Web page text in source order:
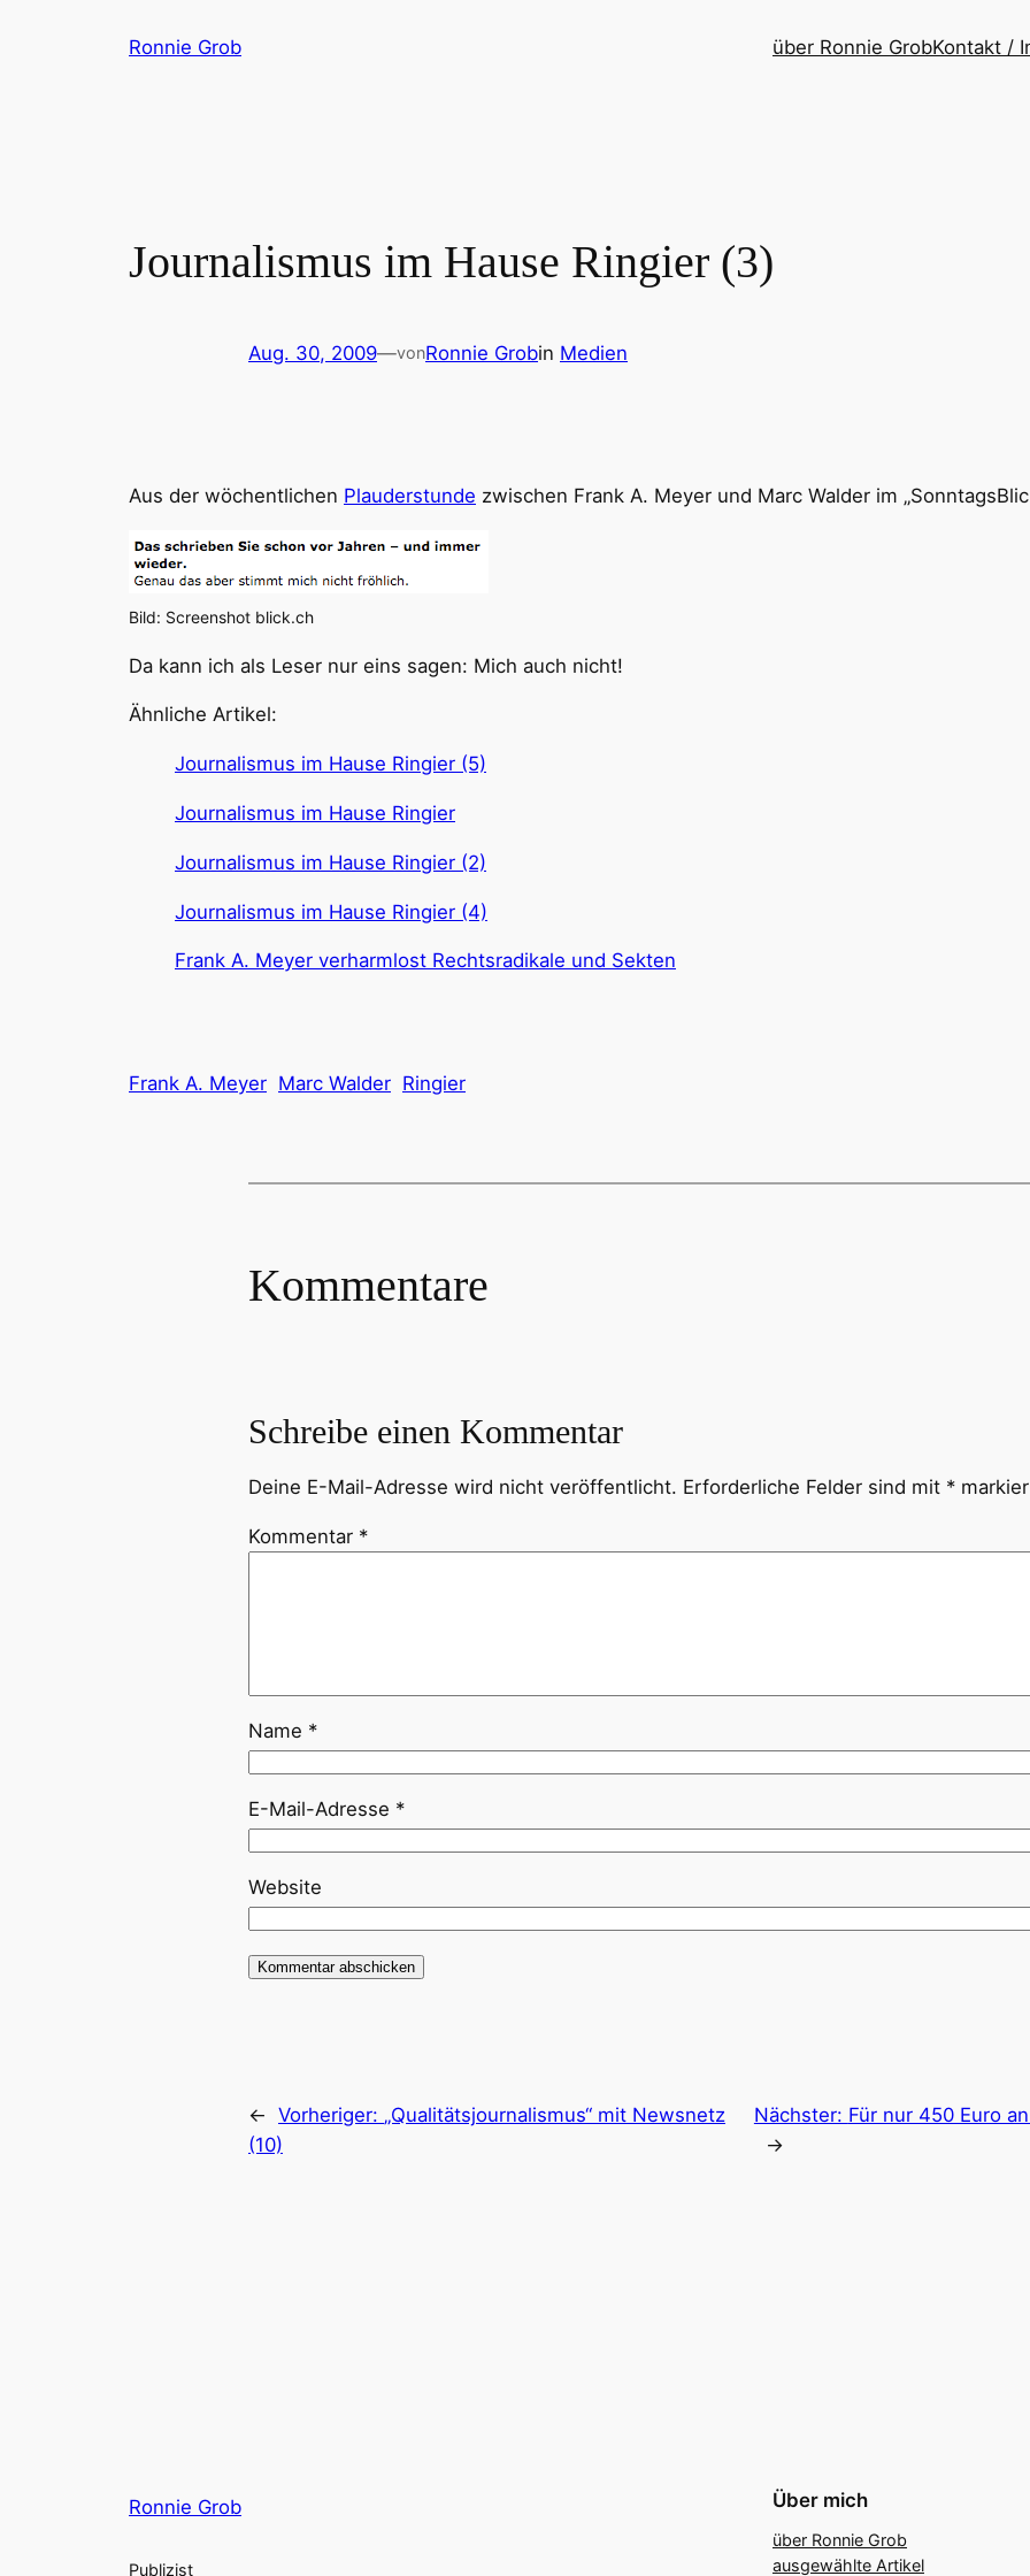
Ronnie Grob über Ronnie GrobKontakt /
Journalismus im Hause Ringier (3)
Aug. 30, 2009—vonRonnie Grobin Medien
Aus der wöchentlichen Plauderstunde zwischen Frank A. Meyer und Marc Walder im
Bild: Screenshot blick.ch
Da kann ich als Leser nur eins sagen: Mich auch nicht!
Ähnliche Artikel:
Journalismus im Hause Ringier (5)
Journalismus im Hause Ringier
Journalismus im Hause Ringier (2)
Journalismus im Hause Ringier (4)
Frank A. Meyer verharmlost Rechtsradikale und Sekten
Frank A. Meyer Marc Walder Ringier
Kommentare
Schreibe einen Kommentar
Deine E-Mail-Adresse wird nicht veröffentlicht. Erforderliche Felder sind mit *
Kommentar *
Name *
E-Mail-Adresse *
Website
← Vorheriger: „Qualitätsjournalismus“ mit Newsnetz
(10)
Nächster: Für nur 450 Euro
→
Ronnie Grob
Publizist
Über mich
über Ronnie Grob
ausgewählte Artikel